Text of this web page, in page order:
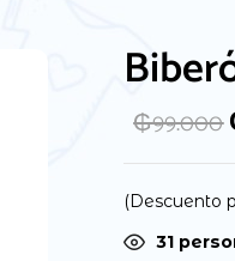
₲99.000
(Descuento
31